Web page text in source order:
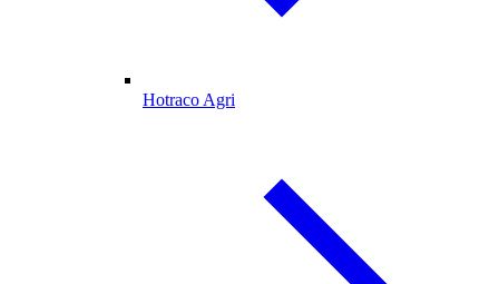
Hotraco Agri